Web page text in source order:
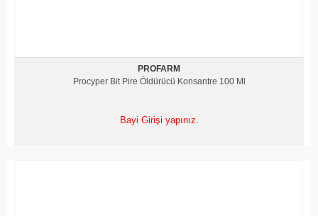
PROFARM
Procyper Bit Pire Öldürücü Konsantre 100 Ml
Bayi Girişi yapınız.